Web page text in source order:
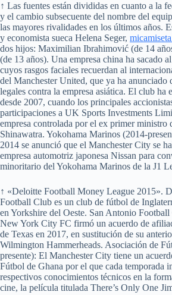
↑ Las fuentes están divididas en cuanto a la
y el cambio subsecuente del nombre del
las mayores rivalidades en los últimos años.
y economista sueca Helena Seger,
dos hijos: Maximilian Ibrahimović (de 14
(de 13 años). Una empresa china ha sacado
cuyos rasgos faciales recuerdan al
del Manchester United, que ya ha anunciado
legales contra la empresa asiática. El club ha
desde 2007, cuando los principales
participaciones a UK Sports Investments
empresa controlada por el ex primer ministro
Shinawatra. Yokohama Marinos (2014-
2014 se anunció que el Manchester City se
empresa automotriz japonesa Nissan para
minoritario del Yokohama Marinos de la J1
↑ «Deloitte Football Money League 2015».
Football Club es un club de fútbol de
en Yorkshire del Oeste. San Antonio
New York City FC firmó un acuerdo de
de Texas en 2017, en sustitución de su
Wilmington Hammerheads. Asociación de
presente): El Manchester City tiene un
Fútbol de Ghana por el que cada temporada
respectivos conocimientos técnicos en la
cine, la película titulada There’s Only One